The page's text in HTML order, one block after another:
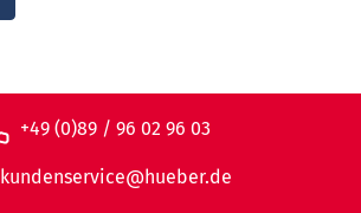
+49 (0)89 / 96 02 96 03
kundenservice@hueber.de